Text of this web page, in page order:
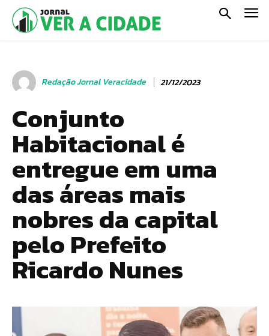
Redação Jornal Veracidade 21/12/2023
Conjunto
Habitacional é
entregue em uma
das áreas mais
nobres da capital
pelo Prefeito
Ricardo Nunes